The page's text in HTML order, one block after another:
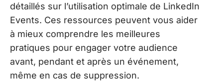
détaillés sur l’utilisation optimale de LinkedIn
Events. Ces ressources peuvent vous aider
à mieux comprendre les meilleures
pratiques pour engager votre audience
avant, pendant et après un événement,
même en cas de suppression.